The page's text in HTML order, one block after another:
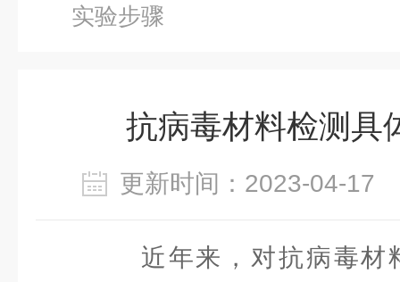
实验步骤
抗病毒材料检测具
更新时间：2023-04-
近年来，对抗病毒材